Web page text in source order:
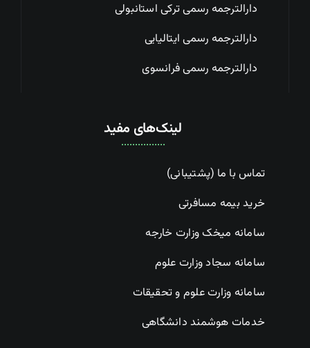
دارالترجمه رسمی ترکی استانبولی
دارالترجمه رسمی ایتالیایی
دارالترجمه رسمی فرانسوی
لینک‌های مفید
تماس با ما (پشتیبانی)
خرید بیمه مسافرتی
سامانه میخک وزارت خارجه
سامانه سجاد وزارت علوم
سامانه وزارت علوم و تحقیقات
خدمات هوشمند دانشگاهی